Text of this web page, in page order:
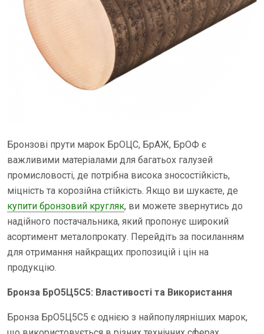
Бронзові прути марок БрОЦС, БрАЖ, БрОФ є
важливими матеріалами для багатьох галузей
промисловості, де потрібна висока зносостійкість,
міцність та корозійна стійкість. Якщо ви шукаєте, де
купити бронзовий кругляк, ви можете звернутись до
надійного постачальника, який пропонує широкий
асортимент металопрокату. Перейдіть за посиланням
для отримання найкращих пропозицій і цін на
продукцію.
Бронза БрО5Ц5С5: Властивості та Використання
Бронза БрО5Ц5С5 є однією з найпопулярніших марок,